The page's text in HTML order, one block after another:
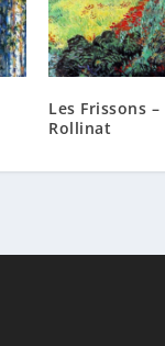
Les Frissons
Rollinat